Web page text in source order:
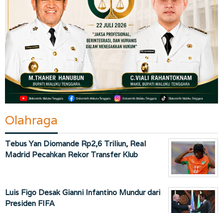
Olahraga
Tebus Yan Diomande Rp2,6 Triliun, Real
Madrid Pecahkan Rekor Transfer Klub
Luis Figo Desak Gianni Infantino Mundur dari
Presiden FIFA